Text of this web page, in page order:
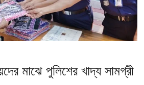
মাঝে পুলিশের খাদ্য সামগ্রী